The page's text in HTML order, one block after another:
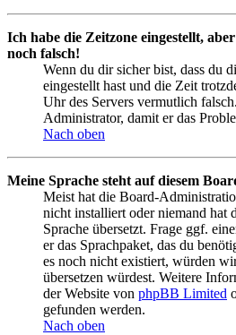
Ich habe die Zeitzone eingestellt,
noch falsch!
Wenn du dir sicher bist, dass du
eingestellt hast und die Zeit
Uhr des Servers vermutlich
Administrator, damit er das
Nach oben
Meine Sprache steht auf diesem
Meist hat die Board-
nicht installiert oder niemand hat
Sprache übersetzt. Frage ggf.
er das Sprachpaket, das du
es noch nicht existiert, würden
übersetzen würdest. Weitere
der Website von phpBB Limited
gefunden werden.
Nach oben